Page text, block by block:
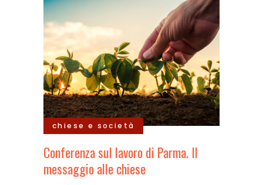
chiese e società
Conferenza sul lavoro di Parma. Il
messaggio alle chiese